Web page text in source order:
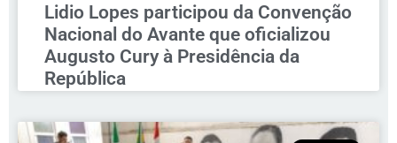
Lidio Lopes participou da Convenção
Nacional do Avante que oficializou
Augusto Cury à Presidência da
República